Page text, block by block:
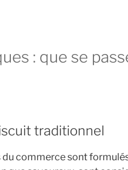
: que se
traditionnel
commerce sont